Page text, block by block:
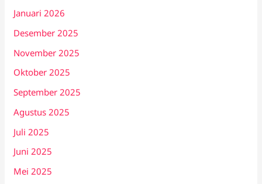
Januari 2026
Desember 2025
November 2025
Oktober 2025
September 2025
Agustus 2025
Juli 2025
Juni 2025
Mei 2025